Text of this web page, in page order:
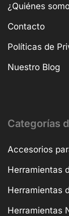
¿Quiénes
Contacto
Políticas de
Nuestro Blog
Categorías
Accesorios
Herramientas
Herramientas
Herramientas